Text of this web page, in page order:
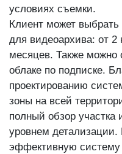
условиях съемки.
Клиент может
для видеоархива: от 2
месяцев. Также можно
облаке по подписке.
проектированию
зоны на всей
полный обзор
уровнем детализации.
эффективную систему